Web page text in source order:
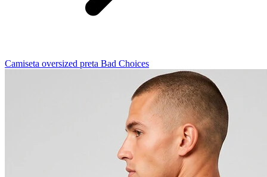
Camiseta oversized preta Bad Choices